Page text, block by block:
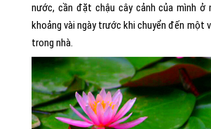
nước, cần đặt chậu cây cảnh của mình ở
khoảng vài ngày trước khi chuyển đến một
trong nhà.